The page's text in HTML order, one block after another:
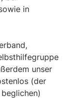
in
unser
(der